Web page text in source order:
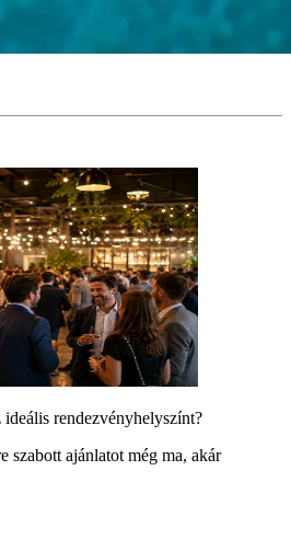
rendezvényhelyszínt?
szabott ajánlatot még ma, akár